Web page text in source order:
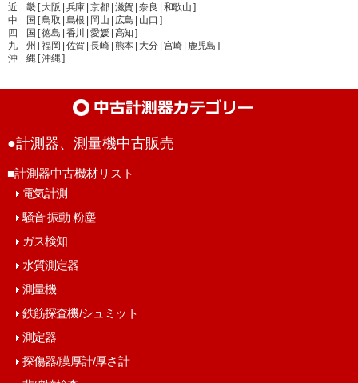
近 畿 [ 大阪 | 兵庫 | 京都 | 滋賀 | 奈良 | 和歌山 ]
中 国 [ 鳥取 | 島根 | 岡山 | 広島 | 山口 ]
四 国 [ 徳島 | 香川 | 愛媛 | 高知 ]
九 州 [ 福岡 | 佐賀 | 長崎 | 熊本 | 大分 | 宮崎 | 鹿児島 ]
沖 縄 [ 沖縄 ]
●計測器、測量機中古販売
■計測器中古機材リスト
電気計測
騒音 振動 粉塵
ガス検知
水質測定器
測量機
鉄筋探査機/シュミット
測定器
探傷器/膜厚計/厚さ計